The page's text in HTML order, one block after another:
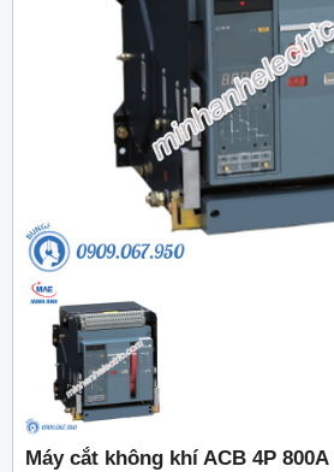
Máy cắt không khí ACB 4P 800A